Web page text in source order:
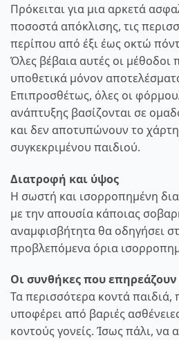
Πρόκειται για μια αρκετά
ποσοστά απόκλισης, τις
περίπου από έξι έως οκτώ
Όλες βέβαια αυτές οι
υποθετικά μόνον
Επιπροσθέτως, όλες οι
ανάπτυξης βασίζονται σε
και δεν αποτυπώνουν το
συγκεκριμένου παιδιού.
Διατροφή και ύψος
Η σωστή και ισορροπημένη
με την απουσία κάποιας
αναμφισβήτητα θα οδηγήσει
προβλεπόμενα όρια
Οι συνθήκες που
Τα περισσότερα κοντά παιδιά,
υποφέρει από βαριές
κοντούς γονείς. Ίσως πάλι, να